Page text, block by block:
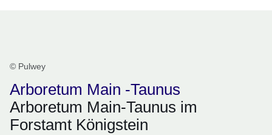
© Pulwey
Arboretum Main -Taunus
Arboretum Main-Taunus im
Forstamt Königstein